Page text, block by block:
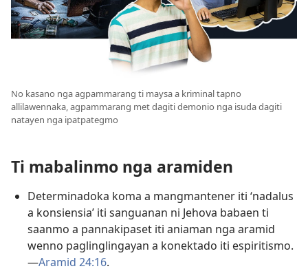
No kasano nga agpammarang ti maysa a kriminal tapno
allilawennaka, agpammarang met dagiti demonio nga isuda dagiti
natayen nga ipatpategmo
Ti mabalinmo nga aramiden
Determinadoka koma a mangmantener iti ‘nadalus
a konsiensia’ iti sanguanan ni Jehova babaen ti
saanmo a pannakipaset iti aniaman nga aramid
wenno paglinglingayan a konektado iti espiritismo.​
—Aramid 24:16.